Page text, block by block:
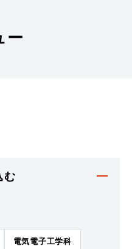
ー
む
電気電子工学科